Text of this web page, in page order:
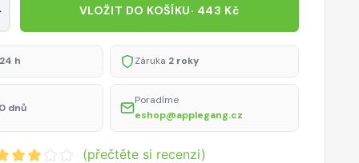
VLOŽIT DO KOŠÍKU· 443 Kč
h Záruka 2 roky
dnů
Poradíme
eshop@applegang.cz
(přečtěte si recenzi)